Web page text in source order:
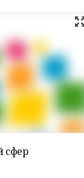
сфер